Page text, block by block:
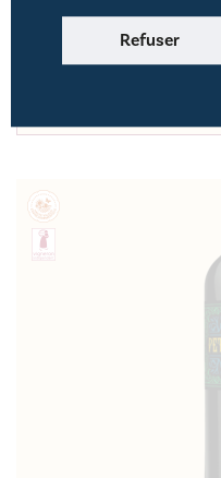
Plusieurs millésimes disponibles
Refuser